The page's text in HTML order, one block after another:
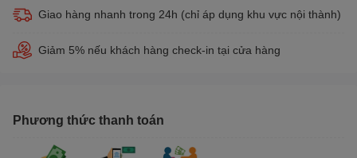
Giao hàng nhanh trong 24h (chỉ áp dụng khu vực nội thành)
Giảm 5% nếu khách hàng check-in tại cửa hàng
Phương thức thanh toán